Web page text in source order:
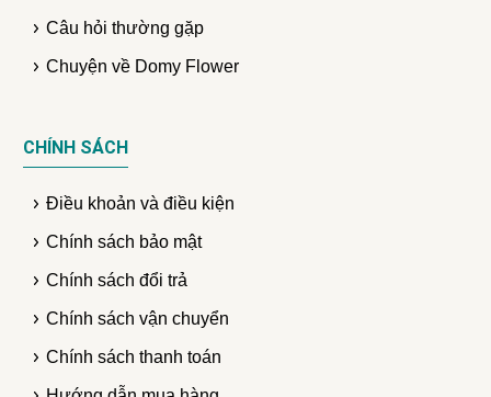
Câu hỏi thường gặp
Chuyện về Domy Flower
CHÍNH SÁCH
Điều khoản và điều kiện
Chính sách bảo mật
Chính sách đổi trả
Chính sách vận chuyển
Chính sách thanh toán